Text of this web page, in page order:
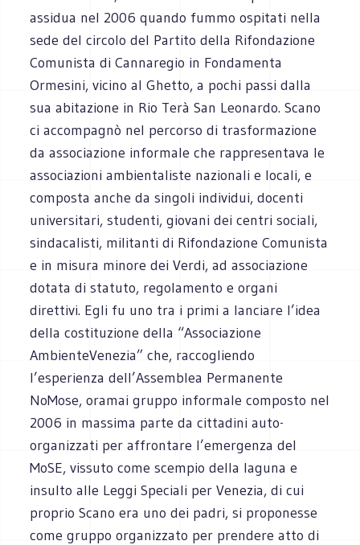
assidua nel 2006 quando fummo ospitati nella
sede del circolo del Partito della Rifondazione
Comunista di Cannaregio in Fondamenta
Ormesini, vicino al Ghetto, a pochi passi dalla
sua abitazione in Rio Terà San Leonardo. Scano
ci accompagnò nel percorso di trasformazione
da associazione informale che rappresentava le
associazioni ambientaliste nazionali e locali, e
composta anche da singoli individui, docenti
universitari, studenti, giovani dei centri sociali,
sindacalisti, militanti di Rifondazione Comunista
e in misura minore dei Verdi, ad associazione
dotata di statuto, regolamento e organi
direttivi. Egli fu uno tra i primi a lanciare l’idea
della costituzione della “Associazione
AmbienteVenezia” che, raccogliendo
l’esperienza dell’Assemblea Permanente
NoMose, oramai gruppo informale composto nel
2006 in massima parte da cittadini auto-
organizzati per affrontare l’emergenza del
MoSE, vissuto come scempio della laguna e
insulto alle Leggi Speciali per Venezia, di cui
proprio Scano era uno dei padri, si proponesse
come gruppo organizzato per prendere atto di